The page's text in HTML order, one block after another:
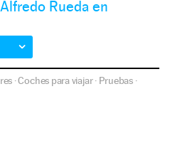
Rueda en
·Coches para viajar· Pruebas ·